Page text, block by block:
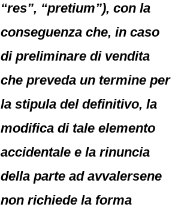
“res”, “pretium”), con la
conseguenza che, in caso
di preliminare di vendita
che preveda un termine per
la stipula del definitivo, la
modifica di tale elemento
accidentale e la rinuncia
della parte ad avvalersene
non richiede la forma